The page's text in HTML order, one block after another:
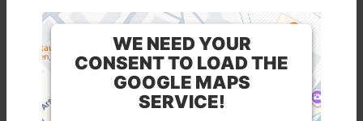
WE NEED YOUR
CONSENT TO LOAD THE
GOOGLE MAPS
SERVICE!